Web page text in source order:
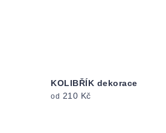
KOLIBŘÍK dekorace
od 210 Kč